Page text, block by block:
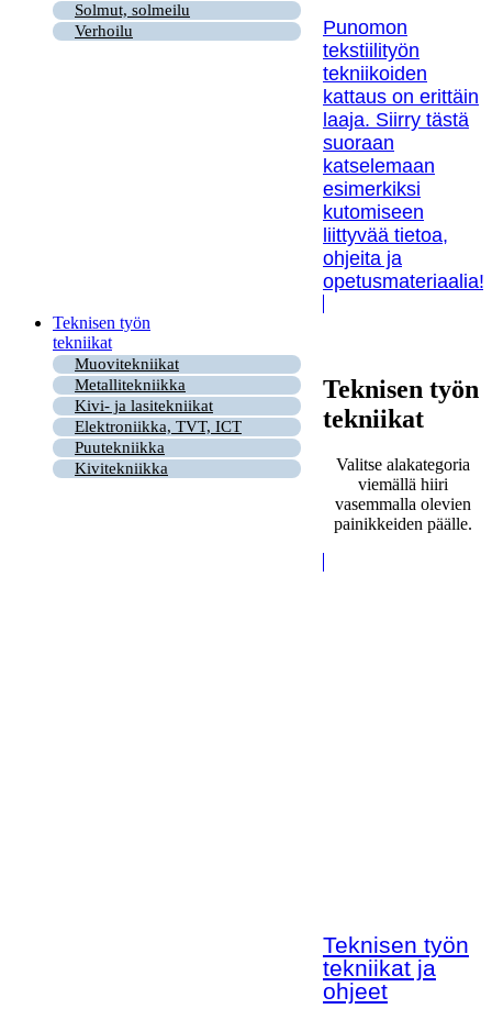
Solmut, solmeilu
Verhoilu
Punomon
tekstiilityön
tekniikoiden
kattaus on erittäin
laaja. Siirry tästä
suoraan
katselemaan
esimerkiksi
kutomiseen
liittyvää tietoa,
ohjeita ja
opetusmateriaalia!
Teknisen työn
tekniikat
Muovitekniikat
Metallitekniikka
Kivi- ja lasitekniikat
Elektroniikka, TVT, ICT
Puutekniikka
Kivitekniikka
Teknisen työn
tekniikat
Valitse alakategoria
viemällä hiiri
vasemmalla olevien
painikkeiden päälle.
Teknisen työn
tekniikat ja
ohjeet